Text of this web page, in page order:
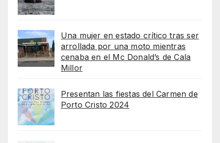
Una mujer en estado crítico tras ser
arrollada por una moto mientras
cenaba en el Mc Donald’s de Cala
Millor
Presentan las fiestas del Carmen de
Porto Cristo 2024